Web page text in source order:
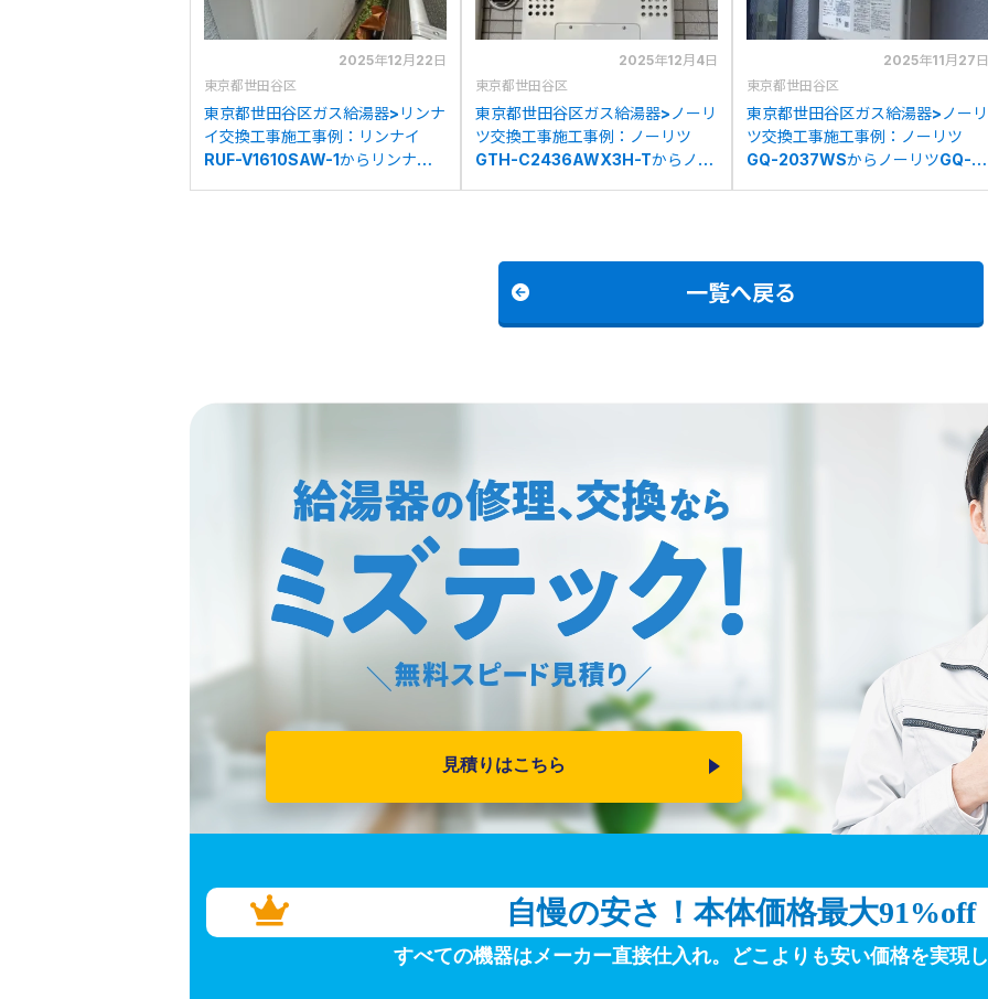
2025年12月22日
東京都世田谷区
東京都世田谷区ガス給湯器>リンナ
イ交換工事施工事例：リンナイ
RUF-V1610SAW-1からリンナイ
2025年12月4日
東京都世田谷区
東京都世田谷区ガス給湯器>ノーリ
ツ交換工事施工事例：ノーリツ
GTH-C2436AWX3H-Tからノー
2025年11月27日
東京都世田谷区
東京都世田谷区ガス給湯器>ノーリ
ツ交換工事施工事例：ノーリツ
GQ-2037WSからノーリツGQ-
一覧へ戻る
見積りはこちら
自慢の安さ！ 本体価格最大91%off
すべての機器はメーカー直接仕入れ。 どこよりも安い価格を実現